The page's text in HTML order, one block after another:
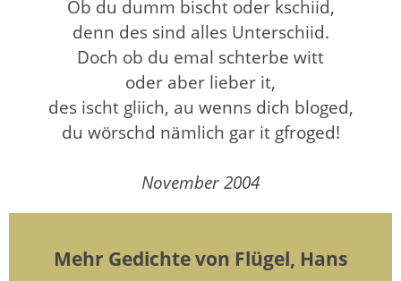
Ob du dumm bischt oder kschiid,
denn des sind alles Unterschiid.
Doch ob du emal schterbe witt
oder aber lieber it,
des ischt gliich, au wenns dich bloged,
du wörschd nämlich gar it gfroged!
November 2004
Mehr Gedichte von Flügel, Hans